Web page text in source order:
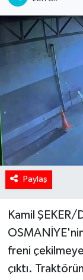
Paylaş
Kamil
freni
çıktı.